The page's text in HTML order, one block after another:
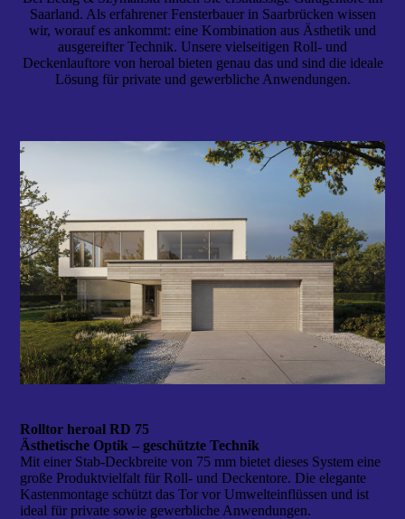
Saarland. Als erfahrener Fensterbauer in Saarbrücken wissen
wir, worauf es ankommt: eine Kombination aus Ästhetik und
ausgereifter Technik. Unsere vielseitigen Roll- und
Deckenlauftore von heroal bieten genau das und sind die ideale
Lösung für private und gewerbliche Anwendungen.
Rolltor heroal RD 75
Ästhetische Optik – geschützte Technik
Mit einer Stab-Deckbreite von 75 mm bietet dieses System eine
große Produktvielfalt für Roll- und Deckentore. Die elegante
Kastenmontage schützt das Tor vor Umwelteinflüssen und ist
ideal für private sowie gewerbliche Anwendungen.